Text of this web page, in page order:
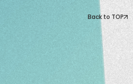
Back to TOP